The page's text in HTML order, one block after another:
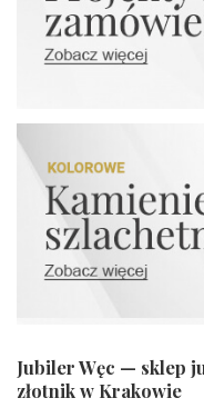
Jubiler Węc — sklep
złotnik w Krakowie